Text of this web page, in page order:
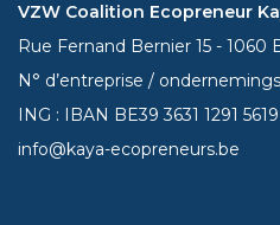
VZW Coalition Ecopreneur
Rue Fernand Bernier 15 - 1060
N° d’entreprise /
ING : IBAN BE393631 1291 5619
info@kaya-ecopreneurs.be